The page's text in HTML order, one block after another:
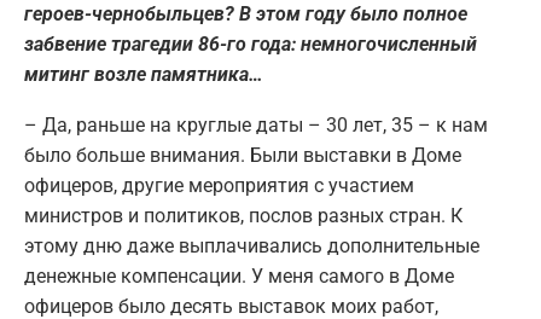
героев-чернобыльцев? В этом году было полное
забвение трагедии 86-го года: немногочисленный
митинг возле памятника…
– Да, раньше на круглые даты – 30 лет, 35 – к нам
было больше внимания. Были выставки в Доме
офицеров, другие мероприятия с участием
министров и политиков, послов разных стран. К
этому дню даже выплачивались дополнительные
денежные компенсации. У меня самого в Доме
офицеров было десять выставок моих работ,